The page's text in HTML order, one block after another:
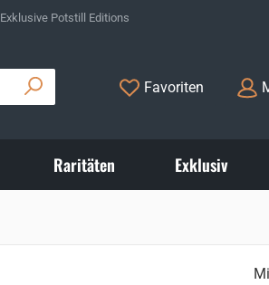
Exklusive Potstill Editions
Favoriten Du hast
Raritäten Exklusiv